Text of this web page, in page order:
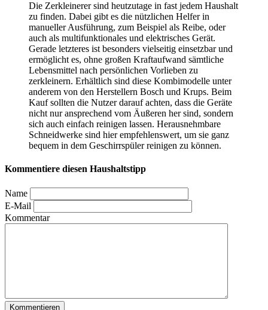
Die Zerkleinerer sind heutzutage in fast jedem Haushalt
zu finden. Dabei gibt es die nützlichen Helfer in
manueller Ausführung, zum Beispiel als Reibe, oder
auch als multifunktionales und elektrisches Gerät.
Gerade letzteres ist besonders vielseitig einsetzbar und
ermöglicht es, ohne großen Kraftaufwand sämtliche
Lebensmittel nach persönlichen Vorlieben zu
zerkleinern. Erhältlich sind diese Kombimodelle unter
anderem von den Herstellern Bosch und Krups. Beim
Kauf sollten die Nutzer darauf achten, dass die Geräte
nicht nur ansprechend vom Äußeren her sind, sondern
sich auch einfach reinigen lassen. Herausnehmbare
Schneidwerke sind hier empfehlenswert, um sie ganz
bequem in dem Geschirrspüler reinigen zu können.
Kommentiere diesen Haushaltstipp
Name
E-Mail
Kommentar